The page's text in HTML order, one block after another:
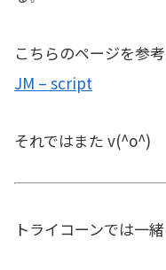
こちらのページを参
JM – script
それではまた v(^o^)
トライコーンでは一